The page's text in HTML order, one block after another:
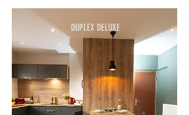
DUPLEX DELUXE